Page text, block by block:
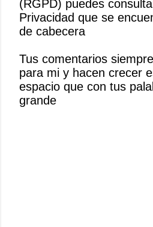
i
c
a
u
n
c
o
(RGPD) puedes
Privacidad que se
de cabecera
Tus comentarios
para mi y hacen crecer
espacio que con tus
grande